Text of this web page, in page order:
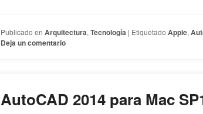
Publicado en Arquitectura,Tecnología | Etiquetado Apple,
Deja un comentario
AutoCAD 2014 para Mac